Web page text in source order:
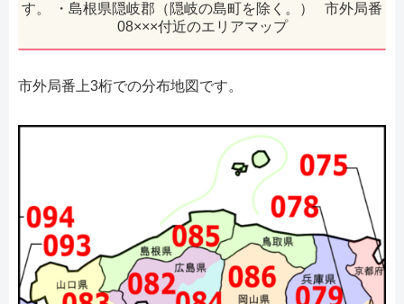
す。 ・島根県隠岐郡（隠岐の島町を除く。） 市外局番
08×××付近のエリアマップ
市外局番上3桁での分布地図です。